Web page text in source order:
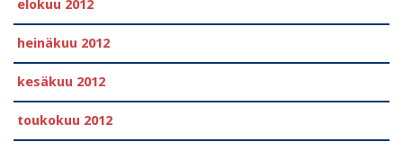
elokuu 2012
heinäkuu 2012
kesäkuu 2012
toukokuu 2012